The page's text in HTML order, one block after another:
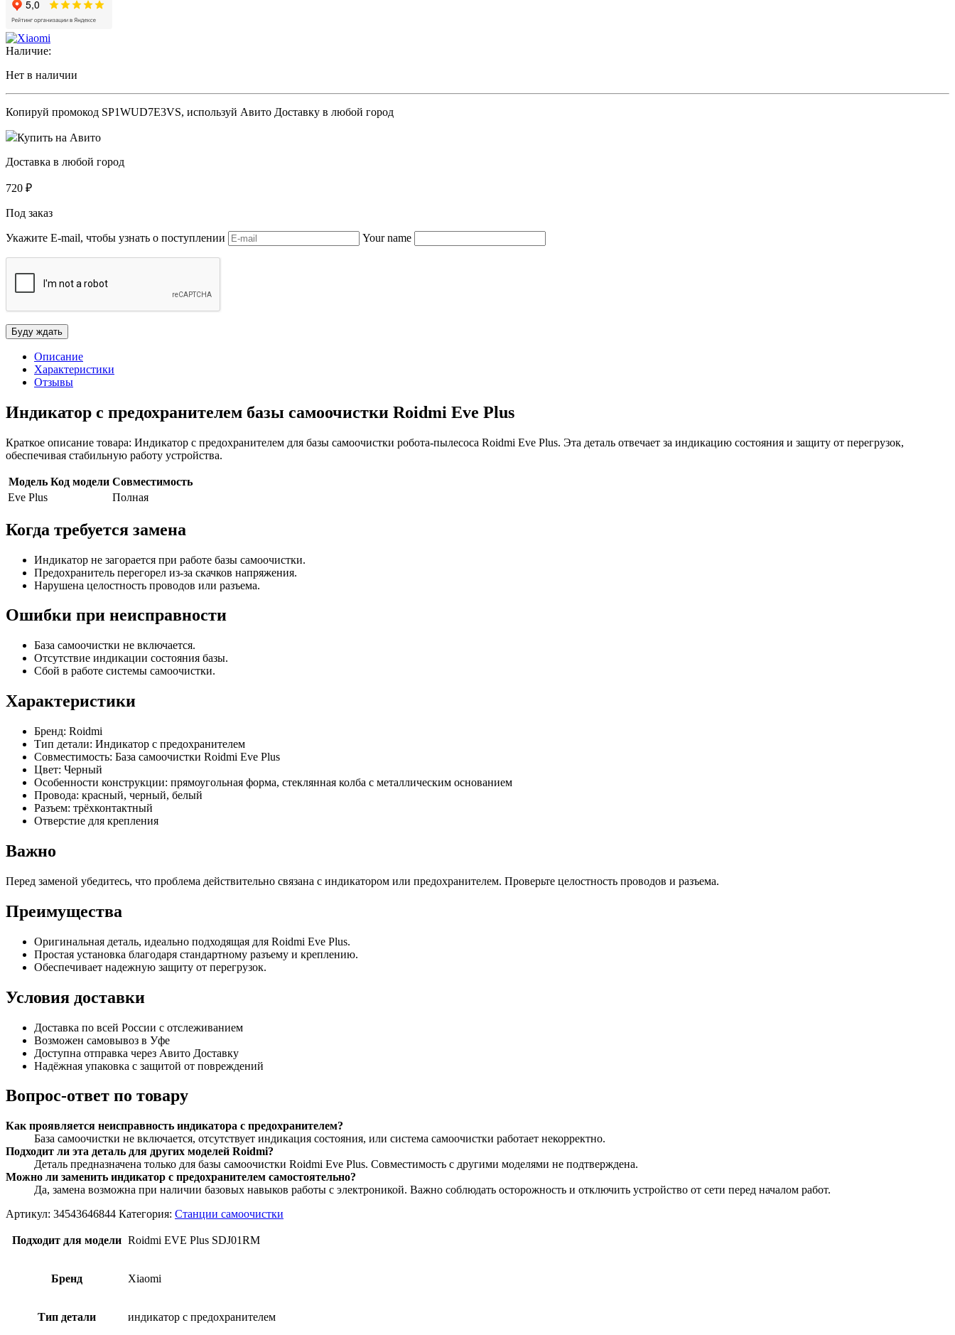
Наличие:
Нет в наличии
Копируй промокод SP1WUD7E3VS, используй Авито Доставку в любой город
Купить на Авито
Доставка в любой город
720 ₽
Под заказ
Укажите E-mail, чтобы узнать о поступлении Your name
Описание
Характеристики
Отзывы
Индикатор с предохранителем базы самоочистки Roidmi Eve Plus
Краткое описание товара: Индикатор с предохранителем для базы самоочистки робота-пылесоса Roidmi Eve Plus. Эта деталь отвечает за индикацию состояния и защиту от перегрузок,
обеспечивая стабильную работу устройства.
Модель Код модели Совместимость
Eve Plus
Полная
Когда требуется замена
Индикатор не загорается при работе базы самоочистки.
Предохранитель перегорел из-за скачков напряжения.
Нарушена целостность проводов или разъема.
Ошибки при неисправности
База самоочистки не включается.
Отсутствие индикации состояния базы.
Сбой в работе системы самоочистки.
Характеристики
Бренд: Roidmi
Тип детали: Индикатор с предохранителем
Совместимость: База самоочистки Roidmi Eve Plus
Цвет: Черный
Особенности конструкции: прямоугольная форма, стеклянная колба с металлическим основанием
Провода: красный, черный, белый
Разъем: трёхконтактный
Отверстие для крепления
Важно
Перед заменой убедитесь, что проблема действительно связана с индикатором или предохранителем. Проверьте целостность проводов и разъема.
Преимущества
Оригинальная деталь, идеально подходящая для Roidmi Eve Plus.
Простая установка благодаря стандартному разъему и креплению.
Обеспечивает надежную защиту от перегрузок.
Условия доставки
Доставка по всей России с отслеживанием
Возможен самовывоз в Уфе
Доступна отправка через Авито Доставку
Надёжная упаковка с защитой от повреждений
Вопрос-ответ по товару
Как проявляется неисправность индикатора с предохранителем?
База самоочистки не включается, отсутствует индикация состояния, или система самоочистки работает некорректно.
Подходит ли эта деталь для других моделей Roidmi?
Деталь предназначена только для базы самоочистки Roidmi Eve Plus. Совместимость с другими моделями не подтверждена.
Можно ли заменить индикатор с предохранителем самостоятельно?
Да, замена возможна при наличии базовых навыков работы с электроникой. Важно соблюдать осторожность и отключить устройство от сети перед началом работ.
Артикул: 34543646844 Категория: Станции самоочистки
Подходит для модели Roidmi EVE Plus SDJ01RM
Бренд Xiaomi
Тип детали индикатор с предохранителем